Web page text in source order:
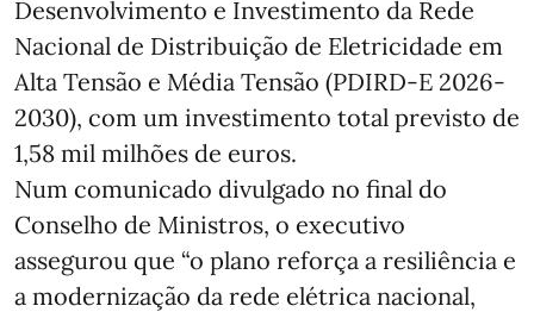
Desenvolvimento e Investimento da Rede
Nacional de Distribuição de Eletricidade em
Alta Tensão e Média Tensão (PDIRD-E 2026-
2030), com um investimento total previsto de
1,58 mil milhões de euros.
Num comunicado divulgado no final do
Conselho de Ministros, o executivo
assegurou que “o plano reforça a resiliência e
a modernização da rede elétrica nacional,